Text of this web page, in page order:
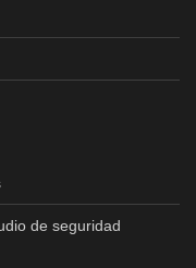
de seguridad